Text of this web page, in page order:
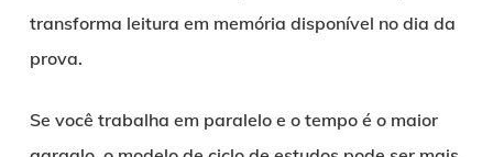
transforma leitura em memória disponível no dia da
prova.
Se você trabalha em paralelo e o tempo é o maior